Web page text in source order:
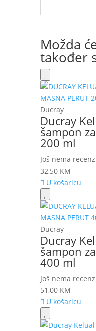
Možda
također
Ducray
Ducray
šampon
200 ml
Još nema
32,50 KM
U košaricu
Ducray
Ducray
šampon
400 ml
Još nema
51,00 KM
U košaricu